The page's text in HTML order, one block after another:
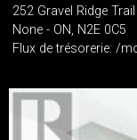
252 Gravel Ridge
None - ON, N2E 0C5
Flux de trésorerie: /